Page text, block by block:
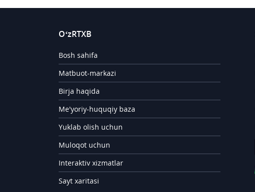
O‘zRTXB
Bosh sahifa
Matbuot-markazi
Birja haqida
Me'yoriy-huquqiy baza
Yuklab olish uchun
Muloqot uchun
Interaktiv xizmatlar
Sayt xaritasi